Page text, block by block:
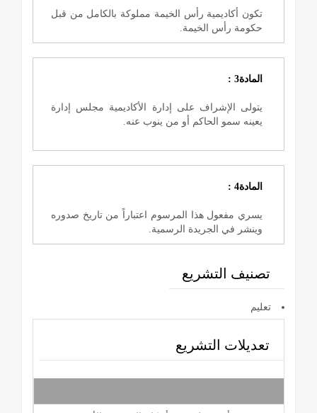
تكون أكاديمية رأس الخيمة مملوكة بالكامل من قبل
حكومة رأس الخيمة.
المادة3 :
يتولى الإشراف على إدارة الأكاديمية مجلس إدارة
يعينه سمو الحاكم أو من ينوب عنه.
المادة4 :
يسري مفعول هذا المرسوم اعتباراً من تاريخ صدوره
وينشر في الجريدة الرسمية.
تصنيف التشريع
تعليم
تعديلات التشريع